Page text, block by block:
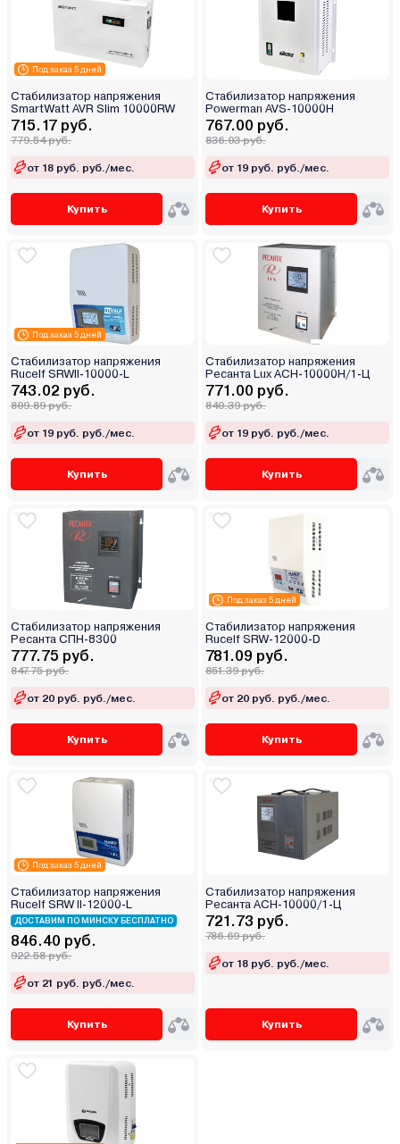
Под заказ 5 дней
Стабилизатор напряжения
SmartWatt AVR Slim 10000RW
715.17 руб.
779.54 руб.
от 18 руб. руб./мес.
Купить
Стабилизатор напряжения
Powerman AVS-10000H
767.00 руб.
836.03 руб.
от 19 руб. руб./мес.
Купить
Под заказ 5 дней
Стабилизатор напряжения
Rucelf SRWII-10000-L
743.02 руб.
809.89 руб.
от 19 руб. руб./мес.
Купить
Стабилизатор напряжения
Ресанта Lux АСН-10000Н/1-Ц
771.00 руб.
840.39 руб.
от 19 руб. руб./мес.
Купить
Стабилизатор напряжения
Ресанта СПН-8300
777.75 руб.
847.75 руб.
от 20 руб. руб./мес.
Купить
Под заказ 5 дней
Стабилизатор напряжения
Rucelf SRW-12000-D
781.09 руб.
851.39 руб.
от 20 руб. руб./мес.
Купить
Под заказ 5 дней
Стабилизатор напряжения
Rucelf SRW II-12000-L
ДОСТАВИМ ПО МИНСКУ БЕСПЛАТНО
846.40 руб.
922.58 руб.
от 21 руб. руб./мес.
Купить
Стабилизатор напряжения
Ресанта АСН-10000/1-Ц
721.73 руб.
786.69 руб.
от 18 руб. руб./мес.
Купить